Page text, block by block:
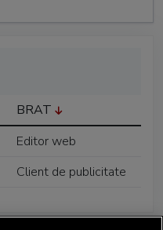
BRAT
Editor web
Client de publicitate